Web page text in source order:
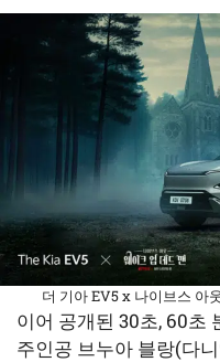
더 기아 EV5 x 나이브스 아
이어 공개된 30초, 60초
주인공 브누아 블랑(다